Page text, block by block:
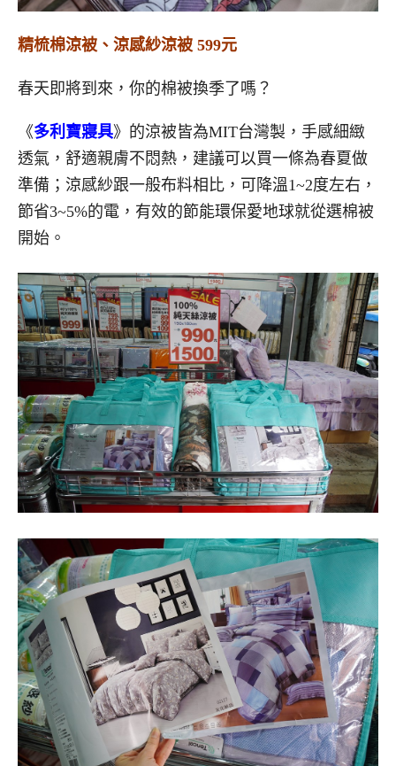
精梳棉涼被、涼感紗涼被 599元
春天即將到來，你的棉被換季了嗎？
《多利寶寢具》的涼被皆為MIT台灣製，手感細緻
透氣，舒適親膚不悶熱，建議可以買一條為春夏做
準備；涼感紗跟一般布料相比，可降溫1~2度左右，
節省3~5%的電，有效的節能環保愛地球就從選棉被
開始。